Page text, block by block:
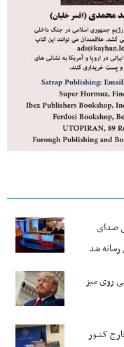
صدای
رسانه شد
روی میز
کشور